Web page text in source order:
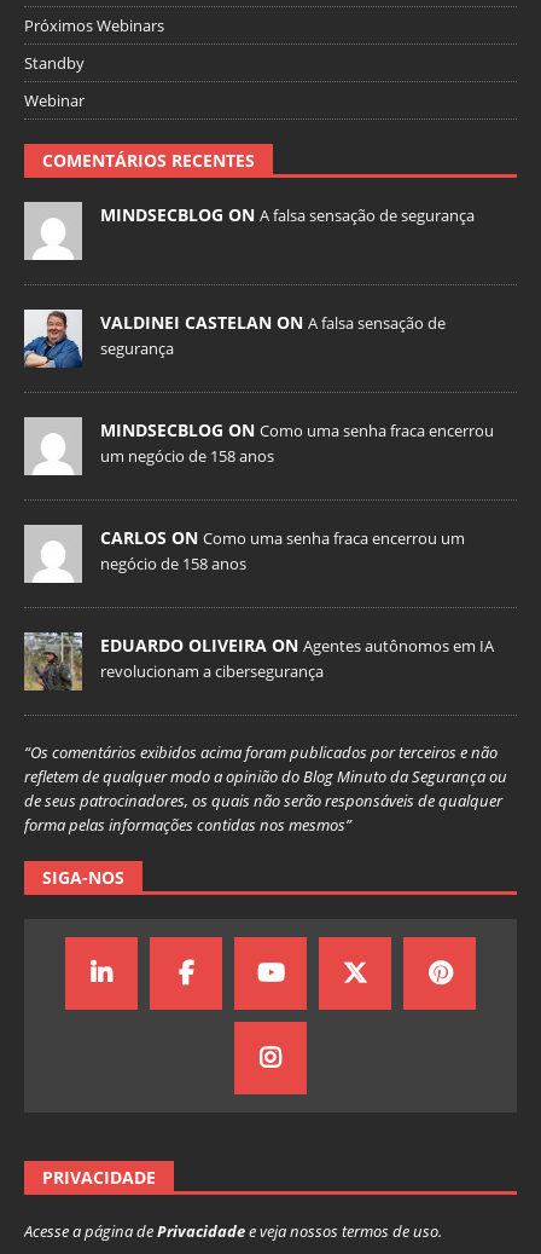
Próximos Webinars
Standby
Webinar
COMENTÁRIOS RECENTES
MINDSECBLOG ON A falsa sensação de segurança
VALDINEI CASTELAN ON A falsa sensação de
segurança
MINDSECBLOG ON Como uma senha fraca encerrou
um negócio de 158 anos
CARLOS ON Como uma senha fraca encerrou um
negócio de 158 anos
EDUARDO OLIVEIRA ON Agentes autônomos em IA
revolucionam a cibersegurança
“Os comentários exibidos acima foram publicados por terceiros e não
refletem de qualquer modo a opinião do Blog Minuto da Segurança ou
de seus patrocinadores, os quais não serão responsáveis de qualquer
forma pelas informações contidas nos mesmos”
SIGA-NOS
PRIVACIDADE
Acesse a página dePrivacidadee veja nossos termos de uso.